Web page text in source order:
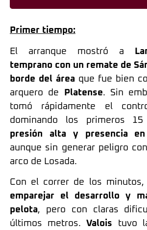
Primer tiempo:
El arranque mostró a
temprano con un remate de
borde del área que fue bien
arquero de
Platense. Sin
tomó rápidamente el
dominando los primeros
presión alta y presencia
aunque sin generar peligro
arco de Losada.
Con el correr de los minutos,
emparejar el desarrollo y
pelota, pero con claras
últimos metros.Valois tuvo